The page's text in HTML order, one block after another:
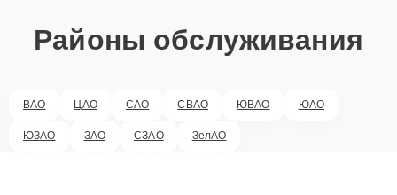
Районы обслуживания
ВАО ЦАО САО СВАО ЮВАО ЮАО
ЮЗАО ЗАО СЗАО ЗелАО